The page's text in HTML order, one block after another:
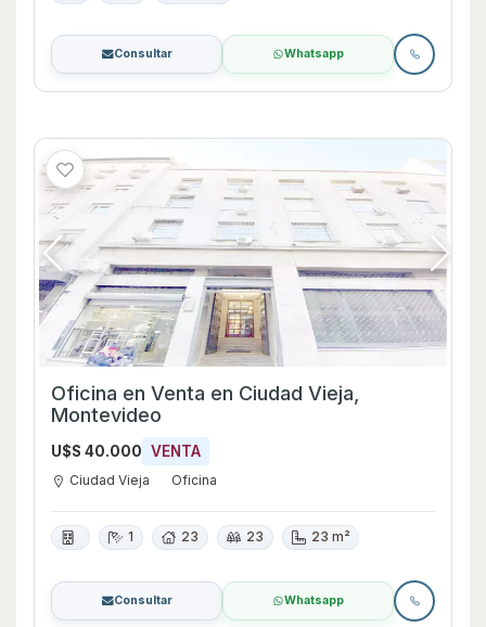
Consultar Whatsapp
Oficina en Venta en Ciudad Vieja,
Montevideo
U$S 40.000 VENTA
Ciudad Vieja Oficina
1 23 23 23 m²
Consultar Whatsapp